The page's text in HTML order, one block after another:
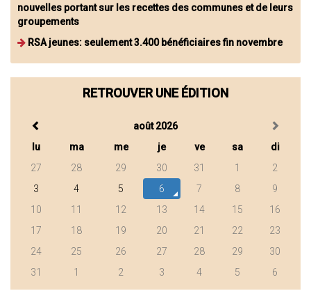
nouvelles portant sur les recettes des communes et de leurs
groupements
RSA jeunes: seulement 3.400 bénéficiaires fin novembre
RETROUVER UNE ÉDITION
août 2026
lu
ma me je ve sa
di
27
28 29 30 31 1
2
3
4 5 6 7 8
9
10
11 12 13 14 15
16
17
18 19 20 21 22
23
24
25 26 27 28 29
30
31
1 2 3 4 5 6